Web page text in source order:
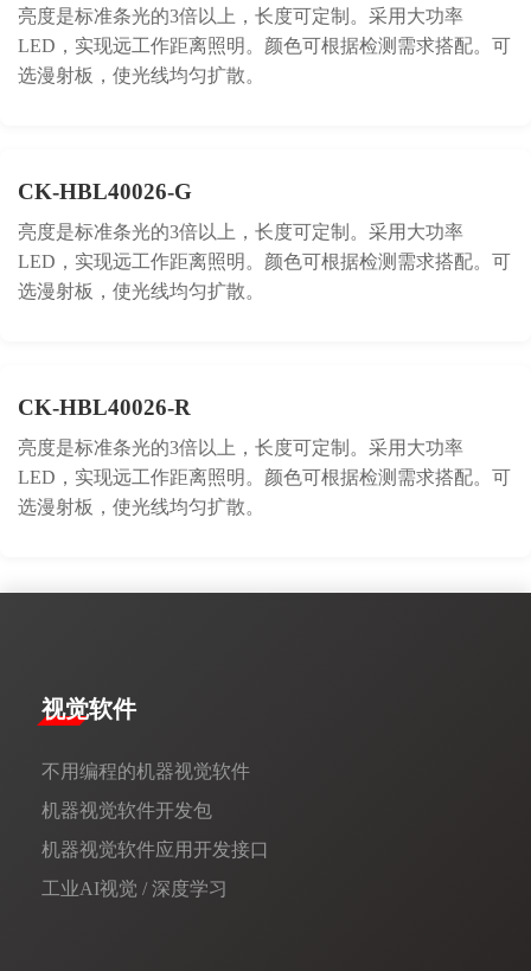
亮度是标准条光的3倍以上，长度可定制。采用大功率
LED，实现远工作距离照明。颜色可根据检测需求搭配。可
选漫射板，使光线均匀扩散。
CK-HBL40026-G
亮度是标准条光的3倍以上，长度可定制。采用大功率
LED，实现远工作距离照明。颜色可根据检测需求搭配。可
选漫射板，使光线均匀扩散。
CK-HBL40026-R
亮度是标准条光的3倍以上，长度可定制。采用大功率
LED，实现远工作距离照明。颜色可根据检测需求搭配。可
选漫射板，使光线均匀扩散。
视觉软件
不用编程的机器视觉软件
机器视觉软件开发包
机器视觉软件应用开发接口
工业AI视觉 / 深度学习